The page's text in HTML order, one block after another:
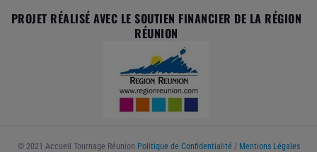
PROJET RÉALISÉ AVEC LE SOUTIEN FINANCIER DE LA RÉGION
RÉUNION
© 2021 Accueil Tournage Réunion Politique de Confidentialité / Mentions Légales